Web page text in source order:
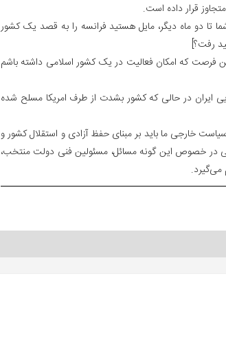
قرار داده است.
تا دو ماه دیگر، مایل هستید فرانسه را به قصد یک کشور
رفت؟]
فرصت که امکان فعالیت در یک کشور اسلامی داشته باشم
ایران در حالی که کشور بشدت از طرف امریکا مسلح شده
خارجی ما باید بر مبنای حفظ آزادی و استقلال کشور و
در خصوص این گونه مسائل، مسئولین فنی دولت منتخب،
می‌گیرد.